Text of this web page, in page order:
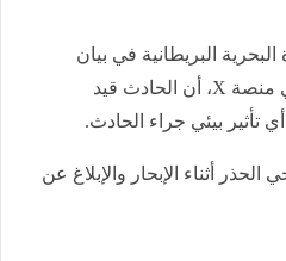
البريطانية في بيان
منشور على حسابها الرسمي منصة X، أن الحادث قيد
تأثير بيئي جراء الحادث.
أثناء الإبحار والإبلاغ عن